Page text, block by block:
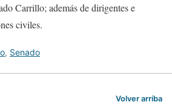
Carrillo; además de dirigentes e
civiles.
, Senado
Volver arriba